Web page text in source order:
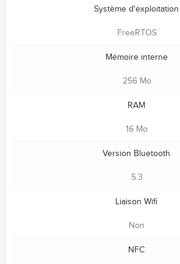
Système d'exploitation
FreeRTOS
Mémoire interne
256 Mo
RAM
16 Mo
Version Bluetooth
5.3
Liaison Wifi
Non
NFC